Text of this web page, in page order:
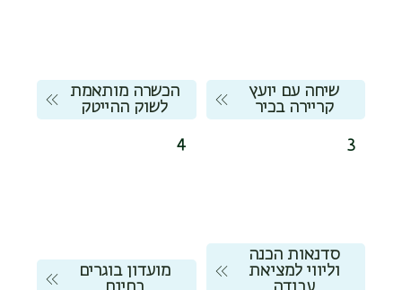
שיחה עם יועץ
קריירה בכיר
הכשרה מותאמת
לשוק ההייטק
3
סדנאות הכנה
וליווי למציאת
4
מועדון בוגרים